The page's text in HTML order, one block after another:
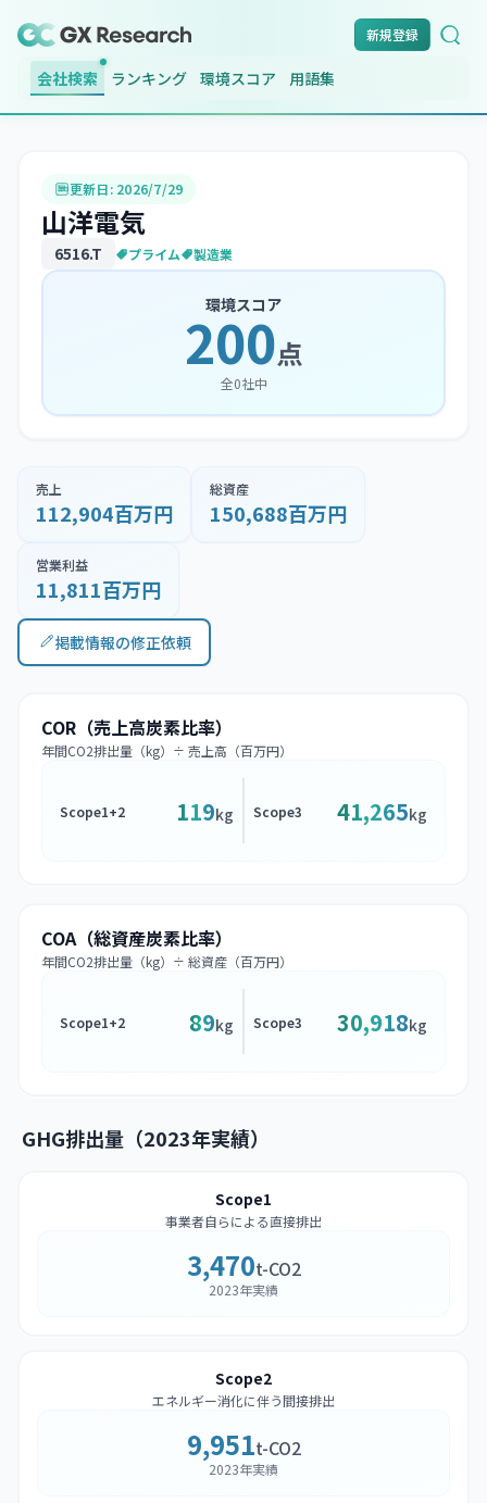
新規登録
会社検索 ランキング 環境スコア 用語集
更新日: 2026/7/29
山洋電気
6516.T プライム 製造業
環境スコア
200点
全0社中
売上
112,904百万円
総資産
150,688百万円
営業利益
11,811百万円
掲載情報の修正依頼
COR（売上高炭素比率）
年間CO2排出量（kg）÷ 売上高（百万円）
Scope1+2 119kg Scope3 41,265kg
COA（総資産炭素比率）
年間CO2排出量（kg）÷ 総資産（百万円）
Scope1+2 89kg Scope3 30,918kg
GHG排出量（2023年実績）
Scope1
事業者自らによる直接排出
3,470t-CO2
2023年実績
Scope2
エネルギー消化に伴う間接排出
9,951t-CO2
2023年実績